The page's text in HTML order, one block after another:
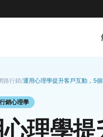
路行銷/運用心理學提升客戶互動，5
行銷心理學
理學